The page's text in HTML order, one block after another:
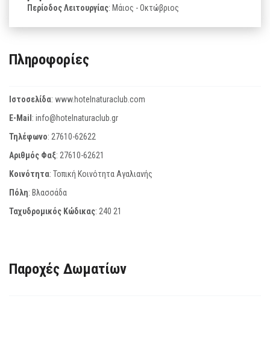
Περίοδος Λειτουργίας: Μάιος - Οκτώβριος
Πληροφορίες
Ιστοσελίδα: www.hotelnaturaclub.com
E-Mail: info@hotelnaturaclub.gr
Τηλέφωνο: 27610-62622
Αριθμός Φαξ: 27610-62621
Κοινότητα: Τοπική Κοινότητα Αγαλιανής
Πόλη: Βλασσάδα
Ταχυδρομικός Κώδικας: 240 21
Παροχές Δωματίων